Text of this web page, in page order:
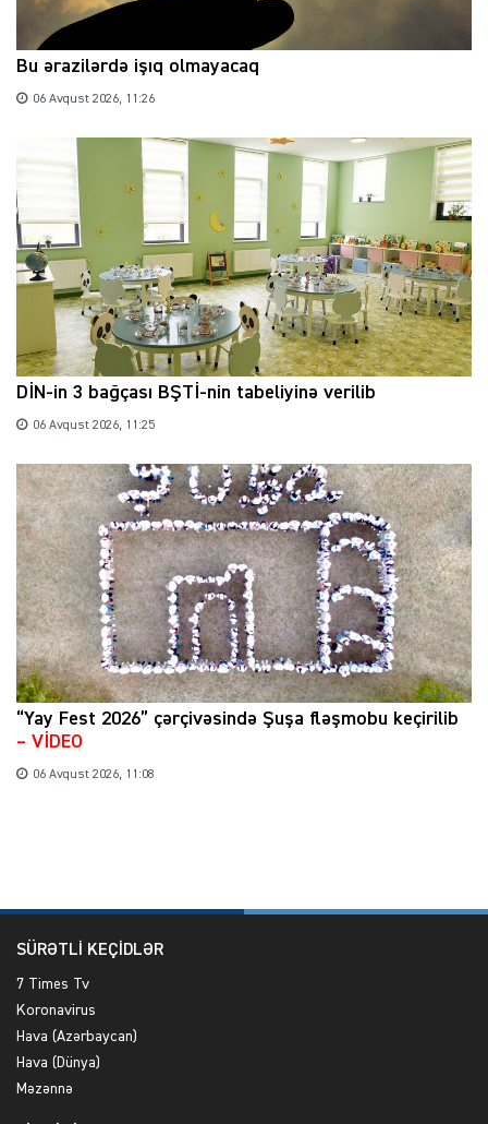
Bu ərazilərdə işıq olmayacaq
06 Avqust 2026, 11:26
DİN-in 3 bağçası BŞTİ-nin tabeliyinə verilib
06 Avqust 2026, 11:25
“Yay Fest 2026” çərçivəsində Şuşa fləşmobu keçirilib
– VİDEO
06 Avqust 2026, 11:08
SÜRƏTLİ KEÇİDLƏR
7 Times Tv
Koronavirus
Hava (Azərbaycan)
Hava (Dünya)
Məzənnə